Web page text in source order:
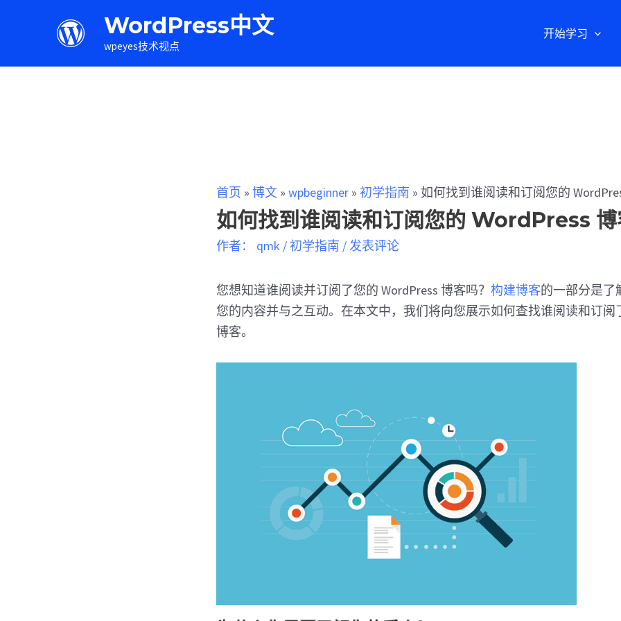
WordPress中文
wpeyes技术视点
开始学习
首页 »博文 »wpbeginner »初学指南 »如何找到谁阅读和订阅您的
如何找到谁阅读和订阅您的 WordPress
作者： qmk /初学指南 /发表评论
您想知道谁阅读并订阅了您的 WordPress 博客吗？构建博客的一部分是了
您的内容并与之互动。在本文中，我们将向您展示如何查找谁阅读和订阅
博客。